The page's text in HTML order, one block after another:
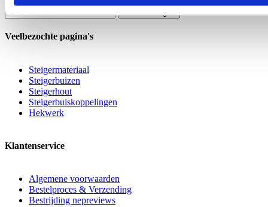
Veelbezochte pagina's
Steigermateriaal
Steigerbuizen
Steigerhout
Steigerbuiskoppelingen
Hekwerk
Klantenservice
Algemene voorwaarden
Bestelproces & Verzending
Bestrijding nepreviews